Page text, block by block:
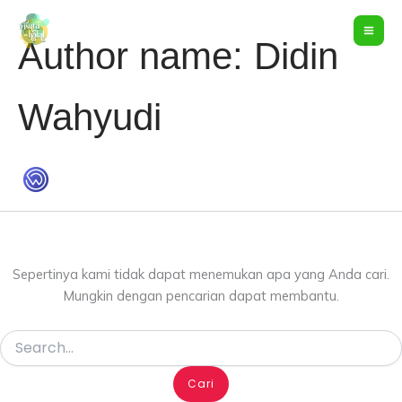
Lewati
kontenAuthor name: Didin
Wahyudi
Sepertinya kami tidak dapat menemukan apa yang Anda cari.
Mungkin dengan pencarian dapat membantu.
untuk: